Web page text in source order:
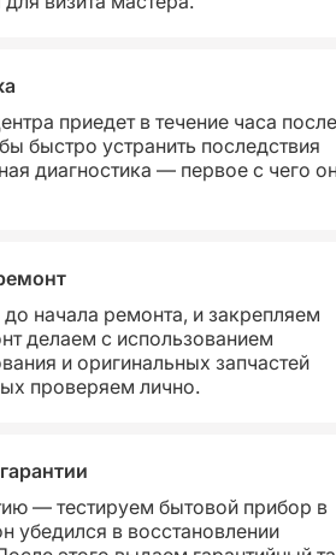
приедет в течение часа после
быстро устранить последствия
диагностика — первое с чего
начала ремонта, и закрепляем
делаем с использованием
и оригинальных запчастей
проверяем лично.
— тестируем бытовой прибор в
убедился в восстановлении